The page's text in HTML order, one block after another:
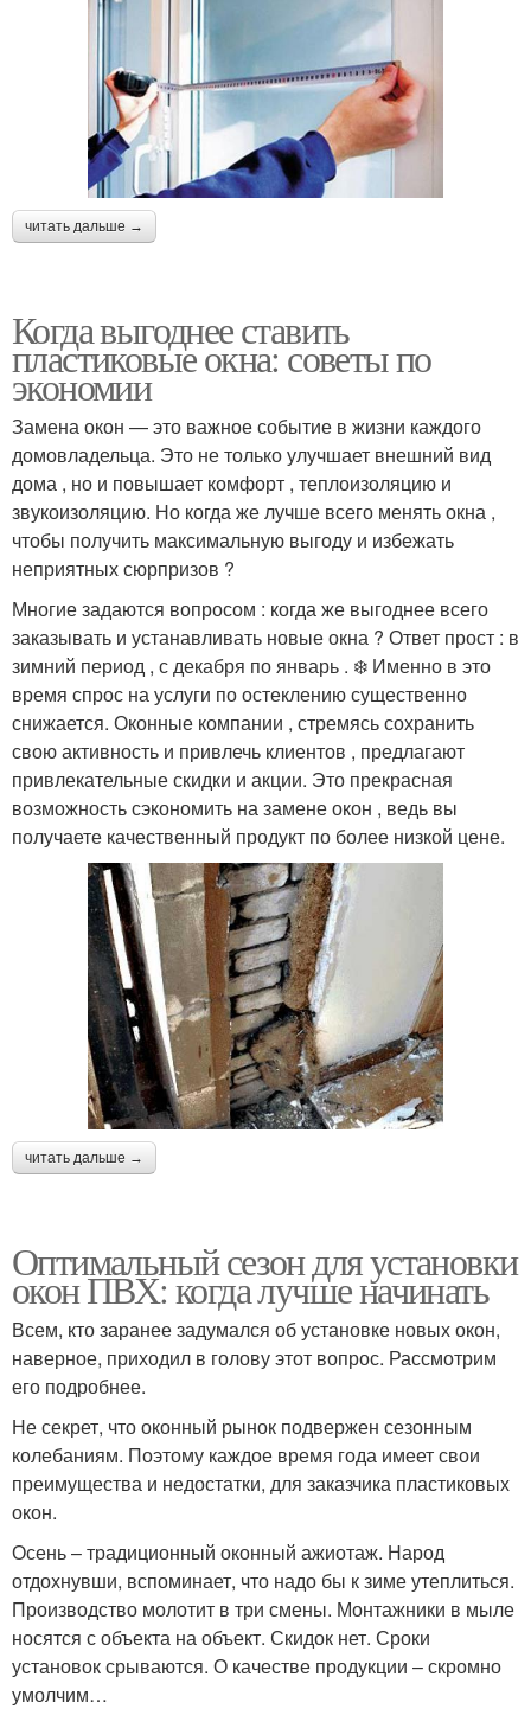
читать дальше →
Когда выгоднее ставить
пластиковые окна: советы по
экономии
Замена окон — это важное событие в жизни каждого
домовладельца. Это не только улучшает внешний вид
дома , но и повышает комфорт , теплоизоляцию и
звукоизоляцию. Но когда же лучше всего менять окна ,
чтобы получить максимальную выгоду и избежать
неприятных сюрпризов ?
Многие задаются вопросом : когда же выгоднее всего
заказывать и устанавливать новые окна ? Ответ прост : в
зимний период , с декабря по январь . ❄️ Именно в это
время спрос на услуги по остеклению существенно
снижается. Оконные компании , стремясь сохранить
свою активность и привлечь клиентов , предлагают
привлекательные скидки и акции. Это прекрасная
возможность сэкономить на замене окон , ведь вы
получаете качественный продукт по более низкой цене.
читать дальше →
Оптимальный сезон для установки
окон ПВХ: когда лучше начинать
Всем, кто заранее задумался об установке новых окон,
наверное, приходил в голову этот вопрос. Рассмотрим
его подробнее.
Не секрет, что оконный рынок подвержен сезонным
колебаниям. Поэтому каждое время года имеет свои
преимущества и недостатки, для заказчика пластиковых
окон.
Осень – традиционный оконный ажиотаж. Народ
отдохнувши, вспоминает, что надо бы к зиме утеплиться.
Производство молотит в три смены. Монтажники в мыле
носятся с объекта на объект. Скидок нет. Сроки
установок срываются. О качестве продукции – скромно
умолчим…